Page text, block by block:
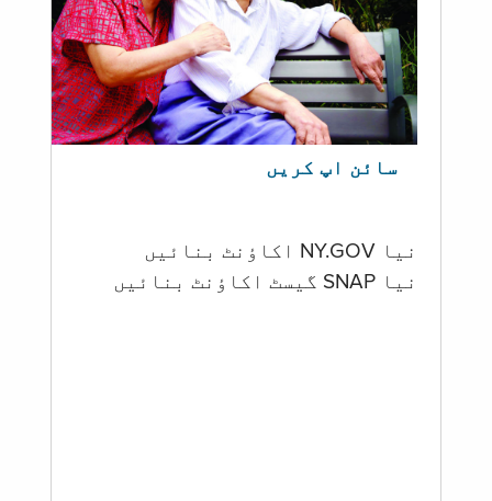
سائن اپ کریں
نیا NY.GOV اکاؤنٹ بنائیں
نیا SNAP گیسٹ اکاؤنٹ بنائیں